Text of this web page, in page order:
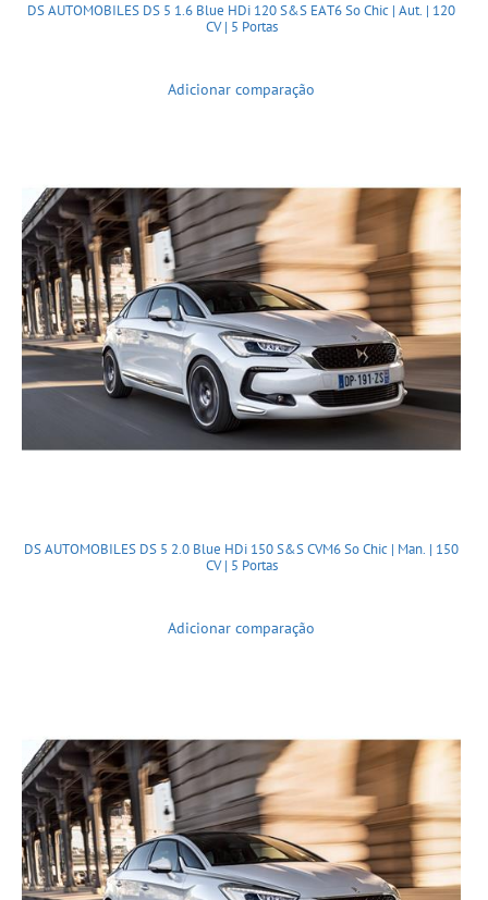
DS AUTOMOBILES DS 5 1.6 Blue HDi 120 S&S EAT6 So Chic | Aut. | 120
CV | 5 Portas
Adicionar comparação
DS AUTOMOBILES DS 5 2.0 Blue HDi 150 S&S CVM6 So Chic | Man. | 150
CV | 5 Portas
Adicionar comparação